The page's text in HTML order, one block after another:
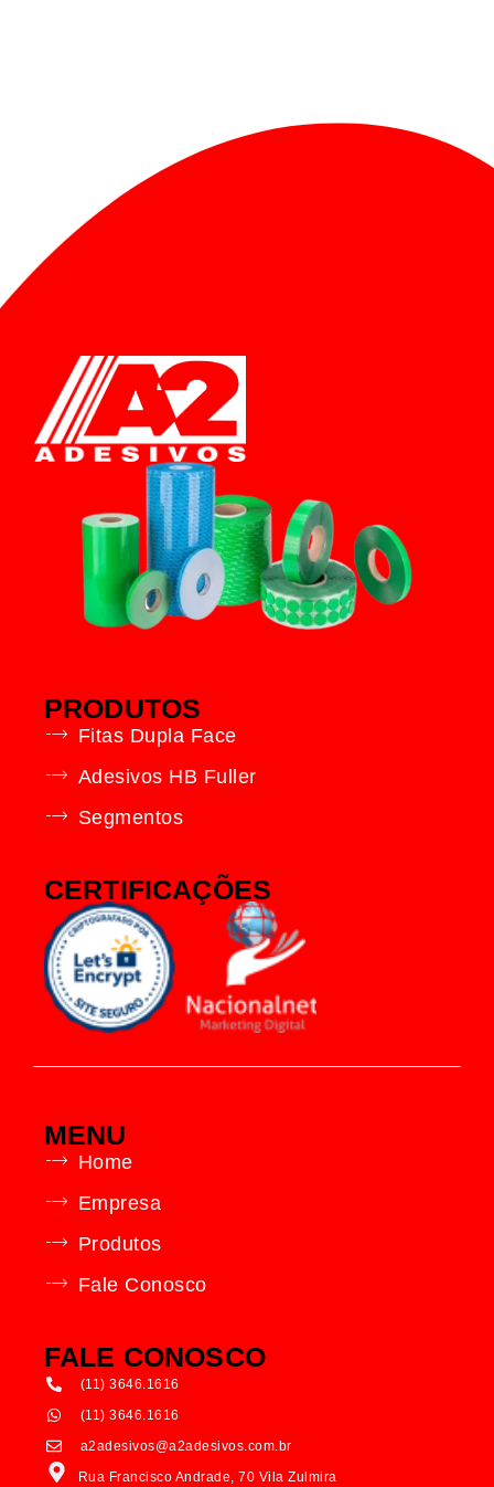
PRODUTOS
Fitas Dupla Face
Adesivos HB Fuller
Segmentos
CERTIFICAÇÕES
MENU
Home
Empresa
Produtos
Fale Conosco
FALE CONOSCO
(11) 3646.1616
(11) 3646.1616
a2adesivos@a2adesivos.com.br
Rua Francisco Andrade, 70 Vila Zulmira